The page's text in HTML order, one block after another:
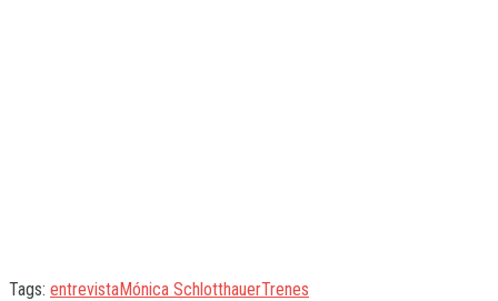
Tags: entrevistaMónica SchlotthauerTrenes